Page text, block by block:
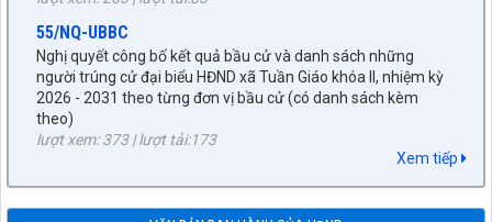
Nghị quyết công bố kết quả bầu cử và danh sách những
người trúng cử đại biểu HĐND xã Tuần Giáo khóa II, nhiệm kỳ
2026 - 2031 theo từng đơn vị bầu cử (có danh sách kèm
theo)
lượt xem: 373 | lượt tải:173
672/KH-UBND
KẾ HOẠCH tháng 3 năm 2026 Đấu giá quyền sử dụng đất, để
giao đất có thu tiền sử dụng đất thông qua hình thức đấu giá
quyền sử dụng đất năm 2026
Xem tiếp
27/NQ-HĐND
Về chủ trương sắp xếp đơn vị hành chính cấp xã trên địa bàn
huyện Tuần Giáo, tỉnh Điện Biên (gửi bản kèm Biên Bản kỳ
họp HĐND)
89/TB-HĐND